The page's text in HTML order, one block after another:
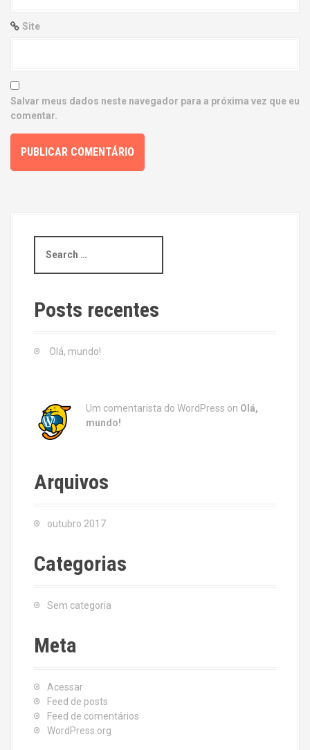
Site
Salvar meus dados neste navegador para a próxima vez que eu
comentar.
a
c
h
Posts recentes
Olá, mundo!
Um comentarista do WordPress on Olá,
mundo!
Arquivos
outubro 2017
Categorias
Sem categoria
Meta
Acessar
Feed de posts
Feed de comentários
WordPress.org